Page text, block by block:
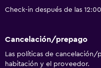
Check-in después de las
Cancelación/prepago
Las políticas de
habitación y el proveedor.